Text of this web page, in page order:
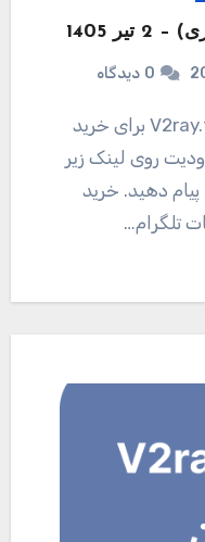
1405
0 دیدگاه
روی لینک زیر
پیام دهید. خرید
تلگرام…